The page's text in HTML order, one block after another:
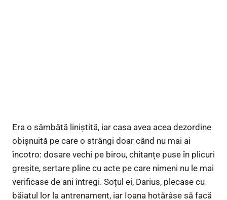
Era o sâmbătă liniștită, iar casa avea acea dezordine
obișnuită pe care o strângi doar când nu mai ai
încotro: dosare vechi pe birou, chitanțe puse în plicuri
greșite, sertare pline cu acte pe care nimeni nu le mai
verificase de ani întregi. Soțul ei, Darius, plecase cu
băiatul lor la antrenament, iar Ioana hotărâse să facă